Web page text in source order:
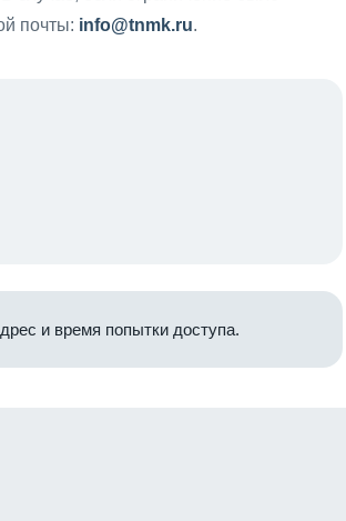
почты: info@tnmk.ru.
и время попытки доступа.